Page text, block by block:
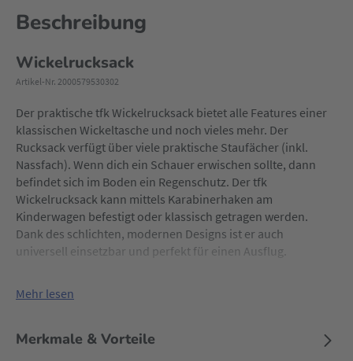
Beschreibung
Wickelrucksack
Artikel-Nr. 2000579530302
Der praktische tfk Wickelrucksack bietet alle Features einer
klassischen Wickeltasche und noch vieles mehr. Der
Rucksack verfügt über viele praktische Staufächer (inkl.
Nassfach). Wenn dich ein Schauer erwischen sollte, dann
befindet sich im Boden ein Regenschutz. Der tfk
Wickelrucksack kann mittels Karabinerhaken am
Kinderwagen befestigt oder klassisch getragen werden.
Dank des schlichten, modernen Designs ist er auch
universell einsetzbar und perfekt für einen Ausflug.
Mehr lesen
Merkmale & Vorteile